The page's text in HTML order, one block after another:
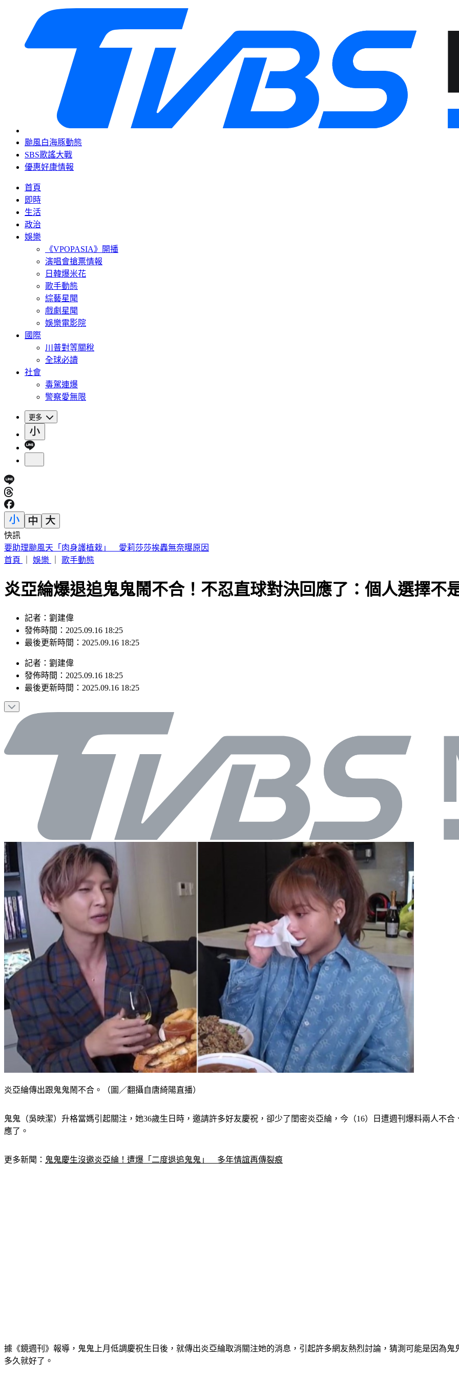
颱風白海豚動態
SBS歌謠大戰
優惠好康情報
首頁
即時
生活
政治
娛樂
《VPOPASIA》開播
演唱會搶票情報
日韓爆米花
歌手動態
綜藝星聞
戲劇星聞
娛樂電影院
國際
川普對等關稅
全球必讀
社會
毒駕連爆
警察愛無限
更多
快訊
要助理颱風天「肉身護植栽」 愛莉莎莎挨轟無奈曝原因
首頁
娛樂 歌手動態
炎亞綸爆退追鬼鬼鬧不合！不忍直球對決回應了：個人選擇不
記者：劉建偉
發佈時間：2025.09.16 18:25
最後更新時間：2025.09.16 18:25
記者 ： 劉建偉
發佈時間： 2025.09.16 18:25
最後更新時間： 2025.09.16 18:25
炎亞綸傳出跟鬼鬼鬧不合。（圖／翻攝自唐綺陽直播）
鬼鬼（吳映潔）升格當媽引起關注，她36歲生日時，邀請許多好友慶祝，卻少了閨密炎亞綸，今（16）日遭週刊爆料兩人不
應了。
更多新聞： 鬼鬼慶生沒邀炎亞綸！遭爆「二度退追鬼鬼」　多年情誼再傳裂痕
據《鏡週刊》報導，鬼鬼上月低調慶祝生日後，就傳出炎亞綸取消關注她的消息，引起許多網友熱烈討論，猜測可能是因為
多久就好了。